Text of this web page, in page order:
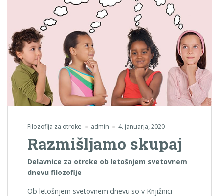
Filozofija za otroke admin 4. januarja, 2020
Razmišljamo skupaj
Delavnice za otroke ob letošnjem svetovnem
dnevu filozofije
Ob letošnjem svetovnem dnevu so v Knjižnici